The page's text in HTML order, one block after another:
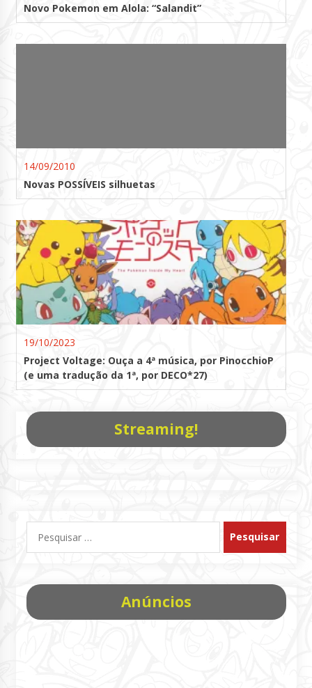
Novo Pokemon em Alola: “Salandit”
14/09/2010
Novas POSSÍVEIS silhuetas
19/10/2023
Project Voltage: Ouça a 4ª música, por PinocchioP
(e uma tradução da 1ª, por DECO*27)
Streaming!
por:
Anúncios